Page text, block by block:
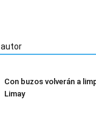
autor
Con buzos volverán a
Limay